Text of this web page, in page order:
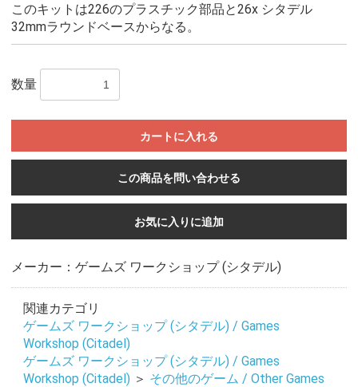
このキットは226のプラスチック部品と26x シタデル
32mmラウンドベースからなる。
数量
カートに入れる
この商品を問い合わせる
お気に入りに追加
メーカー：ゲームズ ワークショップ (シタデル)
関連カテゴリ
ゲームズ ワークショップ (シタデル) / Games
Workshop (Citadel)
ゲームズ ワークショップ (シタデル) / Games
Workshop (Citadel) ＞ その他のゲーム / Other Games